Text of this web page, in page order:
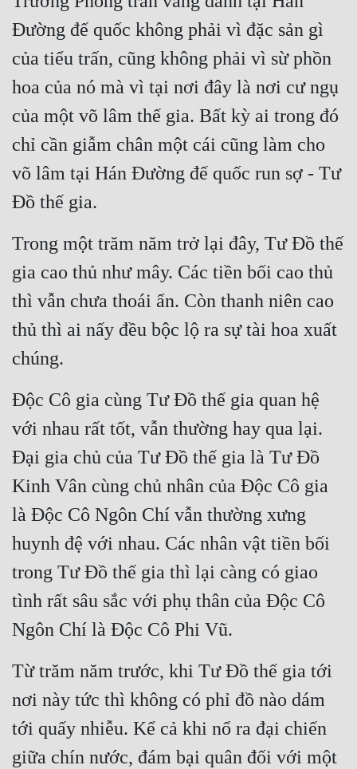
Tu Tiên
Tội Phạm
Vô Địch
Võ Hiệp
Võng Du
Xuyên Không
Xuyên Nhanh
Xuyên Sách
Xuyên Thư
Điền Văn
Đô Thị
Đông Phương
Đông Phương Huyền Huyễn
Đồng Nhân
Cẩu Đạo Trường Sinh
Ngự Thú
Truyện Nam
Đường đế quốc không phải vì đặc sản gì
của tiểu trấn, cũng không phải vì sừ phồn
hoa của nó mà vì tại nơi đây là nơi cư ngụ
của một võ lâm thế gia. Bất kỳ ai trong đó
chỉ cần giẫm chân một cái cũng làm cho
võ lâm tại Hán Đường đế quốc run sợ - Tư
Đồ thế gia.
Trong một trăm năm trở lại đây, Tư Đồ thế
gia cao thủ như mây. Các tiền bối cao thủ
thì vẫn chưa thoái ẩn. Còn thanh niên cao
thủ thì ai nấy đều bộc lộ ra sự tài hoa xuất
chúng.
Độc Cô gia cùng Tư Đồ thế gia quan hệ
với nhau rất tốt, vẫn thường hay qua lại.
Đại gia chủ của Tư Đồ thế gia là Tư Đồ
Kinh Vân cùng chủ nhân của Độc Cô gia
là Độc Cô Ngôn Chí vẫn thường xưng
huynh đệ với nhau. Các nhân vật tiền bối
trong Tư Đồ thế gia thì lại càng có giao
tình rất sâu sắc với phụ thân của Độc Cô
Ngôn Chí là Độc Cô Phi Vũ.
Từ trăm năm trước, khi Tư Đồ thế gia tới
nơi này tức thì không có phỉ đồ nào dám
tới quấy nhiễu. Kể cả khi nổ ra đại chiến
giữa chín nước, đám bại quân đối với một